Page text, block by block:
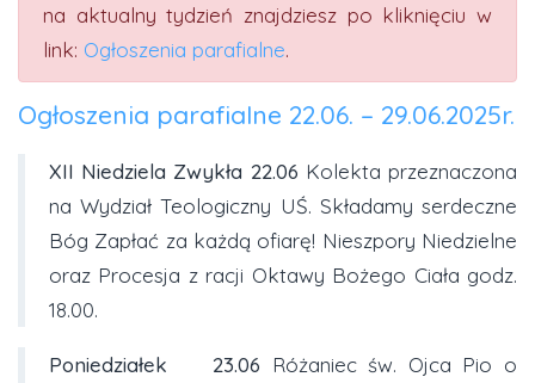
na aktualny tydzień znajdziesz po kliknięciu w
link: Ogłoszenia parafialne.
Ogłoszenia parafialne 22.06. – 29.06.2025r.
XII Niedziela Zwykła 22.06 Kolekta przeznaczona
na Wydział Teologiczny UŚ. Składamy serdeczne
Bóg Zapłać za każdą ofiarę! Nieszpory Niedzielne
oraz Procesja z racji Oktawy Bożego Ciała godz.
18.00.
Poniedziałek 23.06
Różaniec św. Ojca Pio o